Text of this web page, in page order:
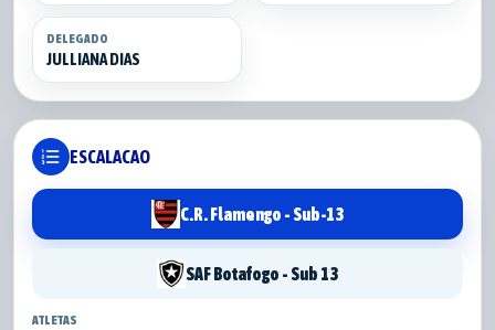
DELEGADO
JULLIANA DIAS
format_list_numbered ESCALACAO
C.R. Flamengo - Sub-13
SAF Botafogo - Sub 13
ATLETAS